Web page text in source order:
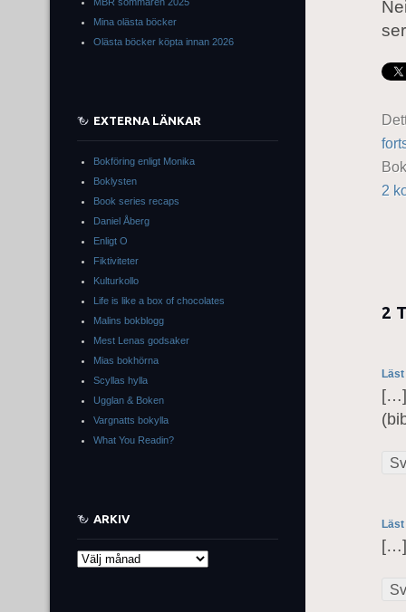
2
2
[…]
[…]
Mina olästa böcker
Olästa böcker köpta innan 2026
EXTERNA LÄNKAR
Bokföring enligt Monika
Boklysten
Book series recaps
Daniel Åberg
Enligt O
Fiktiviteter
Kulturkollo
Life is like a box of chocolates
Malins bokblogg
Mest Lenas godsaker
Mias bokhörna
Scyllas hylla
Ugglan & Boken
Vargnatts bokylla
What You Readin?
ARKIV
Arkiv